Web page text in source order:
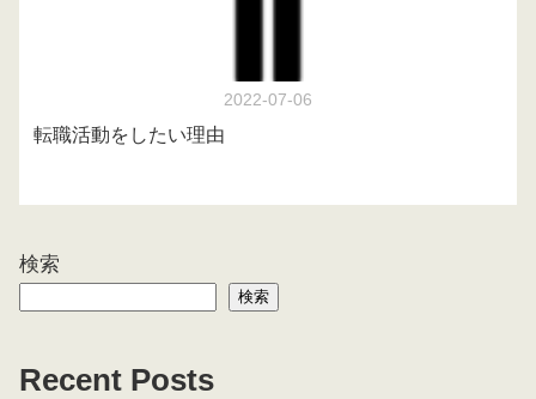
2022-07-06
転職活動をしたい理由
検索
検索
Recent Posts